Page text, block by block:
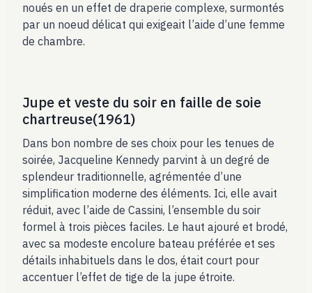
noués en un effet de draperie complexe, surmontés
par un noeud délicat qui exigeait l’aide d’une femme
de chambre.
Jupe et veste du soir en faille de soie
chartreuse(1961)
Dans bon nombre de ses choix pour les tenues de
soirée, Jacqueline Kennedy parvint à un degré de
splendeur traditionnelle, agrémentée d’une
simplification moderne des éléments. Ici, elle avait
réduit, avec l’aide de Cassini, l’ensemble du soir
formel à trois pièces faciles. Le haut ajouré et brodé,
avec sa modeste encolure bateau préférée et ses
détails inhabituels dans le dos, était court pour
accentuer l’effet de tige de la jupe étroite.